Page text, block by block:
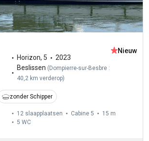
Horizon, 5
2023
Beslissen ( Dompierre-sur-Besbre :
40,2 km verderop)
Nieuw
zonder Schipper
12 slaapplaatsen Cabine 5
15 m
5 WC